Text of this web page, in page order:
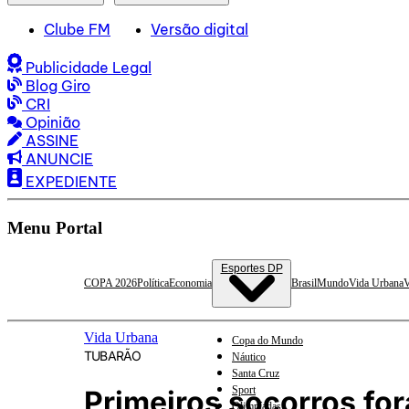
Clube FM Versão digital
Publicidade Legal
Blog Giro
CRI
Opinião
ASSINE
ANUNCIE
EXPEDIENTE
Menu Portal
COPA 2026PolíticaEconomia
Esportes DP
Copa do Mundo
Náutico
Santa Cruz
Sport
Olimpíadas
BrasilMundoVida Urbana
Vida Urbana
TUBARÃO